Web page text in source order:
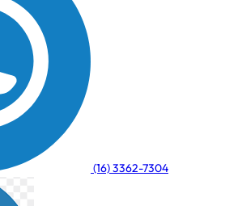
(16) 3362-7304